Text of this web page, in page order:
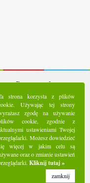
Statystyki:
wizyty: 5282768
30 dni: 89779
tygodnia:
29174
online: 8
nas na Facebooku
Pierścień - 2016.
- Freeline.
strona korzysta z plików
Używając tej strony
zgodę na używanie
cookie, zgodnie z
ustawieniami Twojej
Możesz dowiedzieć
więcej w jakim celu są
oraz o zmianie ustawień
Kliknij tutaj »
zamknij